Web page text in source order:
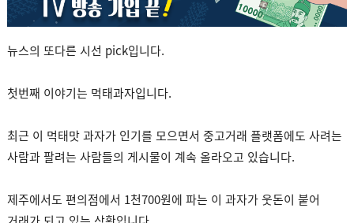
뉴스의 또다른 시선 pick입니다.
첫번째 이야기는 먹태과자입니다.
최근 이 먹태맛 과자가 인기를 모으면서 중고거래 플랫폼에도 사려는
사람과 팔려는 사람들의 게시물이 계속 올라오고 있습니다.
제주에서도 편의점에서 1천700원에 파는 이 과자가 웃돈이 붙어